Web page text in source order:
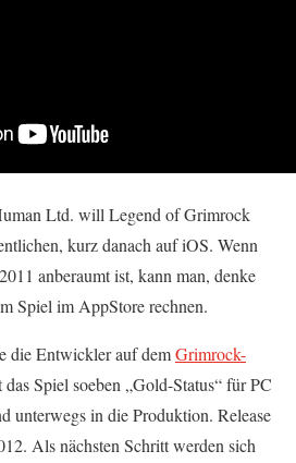
Ltd. will Legend of Grimrock
kurz danach auf iOS. Wenn
anberaumt ist, kann man, denke
Spiel im AppStore rechnen.
die Entwickler auf demGrimrock-
Spiel soeben „Gold-Status“ für PC
unterwegs in die Produktion. Release
Als nächsten Schritt werden sich